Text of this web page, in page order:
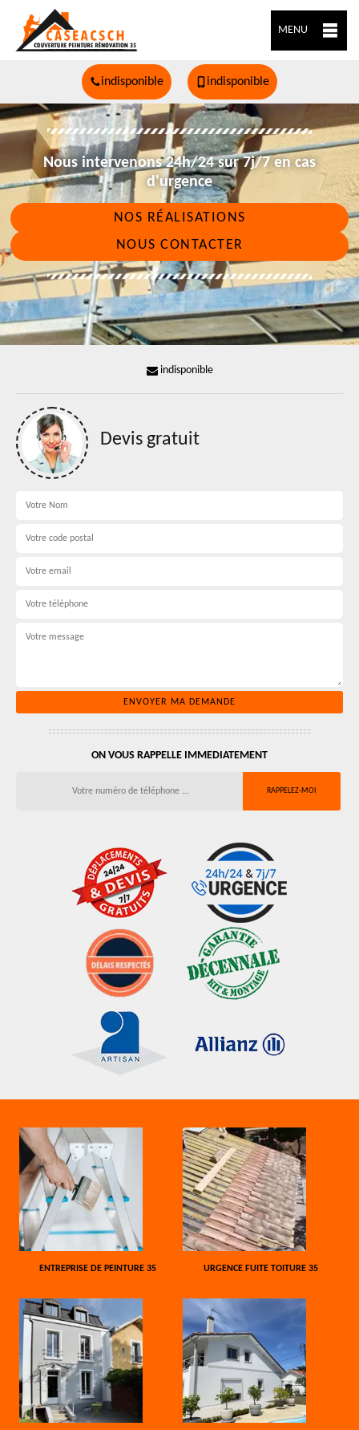
MENU
indisponible indisponible
Nous intervenons 24h/24 sur 7j/7 en cas
d'urgence
NOS RÉALISATIONS
NOUS CONTACTER
indisponible
Devis gratuit
ON VOUS RAPPELLE IMMEDIATEMENT
ENTREPRISE DE PEINTURE 35 URGENCE FUITE TOITURE 35